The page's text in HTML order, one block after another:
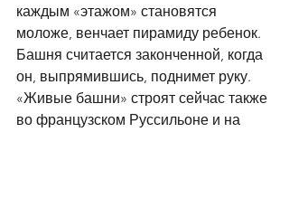
каждым «этажом» становятся
моложе, венчает пирамиду ребенок.
Башня считается законченной, когда
он, выпрямившись, поднимет руку.
«Живые башни» строят сейчас также
во французском Руссильоне и на